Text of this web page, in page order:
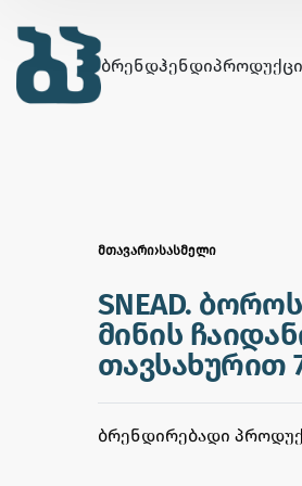
ᲑᲠᲔᲜᲓᲰᲔᲜᲓᲘ
ᲛᲗᲐᲕᲐᲠᲘ›ᲡᲐᲡᲛᲔᲚᲘ
SNEAD.
მინის
თავსახურით
ᲑᲠᲔᲜᲓᲘᲠᲔᲑᲐᲓᲘ